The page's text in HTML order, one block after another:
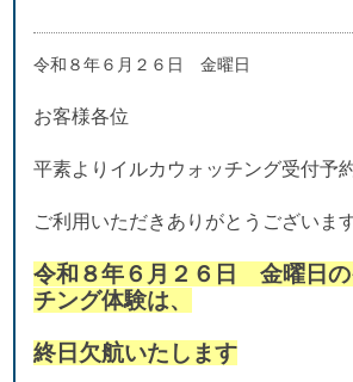
令和８年６月２６日 金曜日
お客様各位
平素よりイルカウォッチング受付予
ご利用いただきありがとうございま
令和８年６月２６日 金曜日の
チング体験は、
終日欠航いたします